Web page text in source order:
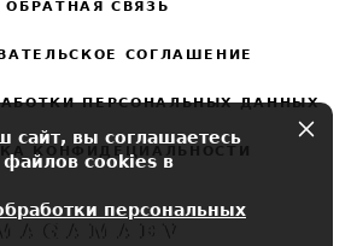
ОБРАТНАЯ СВЯЗЬ
СОГЛАШЕНИЕ
ПЕРСОНАЛЬНЫХ ДАННЫХ
КОНФИДЕЦИАЛЬНОСТИ
сайт, вы соглашаетесь
cookies в
персональных